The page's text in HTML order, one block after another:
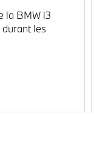
la BMW i3
les